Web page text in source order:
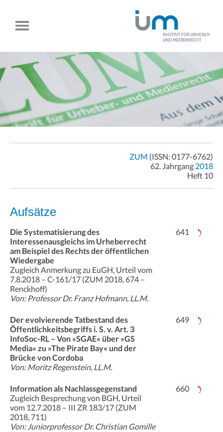
ZUM (ISSN: 0177-6762)
62. Jahrgang 2018
Heft 10
Aufsätze
Die Systematisierung des
Interessenausgleichs im Urheberrecht
am Beispiel des Rechts der öffentlichen
Wiedergabe
Zugleich Anmerkung zu EuGH, Urteil vom
7.8.2018 – C-161/17 (ZUM 2018, 674 –
Renckhoff)
Von: Professor Dr. Franz Hofmann, LL.M.
641
Der evolvierende Tatbestand des
Öffentlichkeitsbegriffs i. S. v. Art. 3
InfoSoc-RL – Von »SGAE« über »GS
Media« zu »The Pirate Bay« und der
Brücke von Cordoba
Von: Moritz Regenstein, LL.M.
649
Information als Nachlassgegenstand
Zugleich Besprechung von BGH, Urteil
vom 12.7.2018 – III ZR 183/17 (ZUM
2018, 711)
Von: Juniorprofessor Dr. Christian Gomille
660